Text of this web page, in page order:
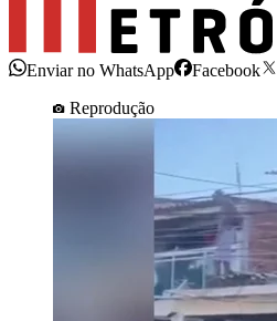
Enviar no WhatsApp Facebook
Reprodução